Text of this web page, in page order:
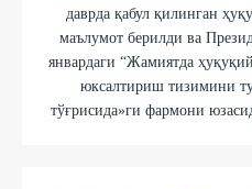
даврда қабул қилинган
маълумот берилди ва
январдаги “Жамиятда
юксалтириш тизимини
тўғрисида»ги фармони